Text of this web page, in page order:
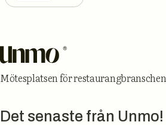
Mötesplatsen för restaurangbranschen
Det senaste från Unmo!